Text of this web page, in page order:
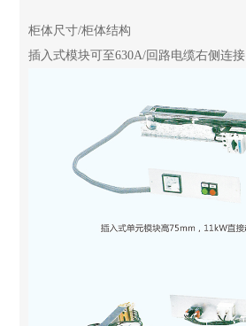
柜体尺寸/柜体结构
插入式模块可至630A/回路电缆右侧连接